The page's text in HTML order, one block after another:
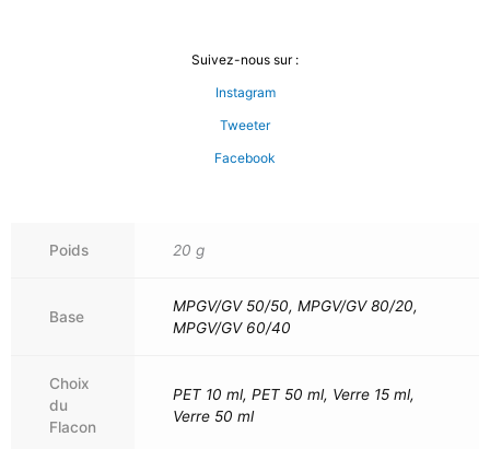
Suivez-nous sur :
Instagram
Tweeter
Facebook
Poids 20 g
Base
MPGV/GV 50/50, MPGV/GV 80/20,
MPGV/GV 60/40
Choix
du
Flacon
PET 10 ml, PET 50 ml, Verre 15 ml,
Verre 50 ml